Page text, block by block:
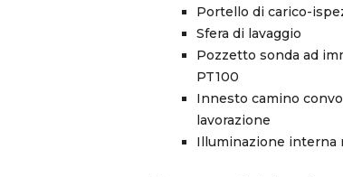
Portello di carico-
Sfera di lavaggio
Pozzetto sonda ad
PT100
Innesto camino
lavorazione
Illuminazione interna